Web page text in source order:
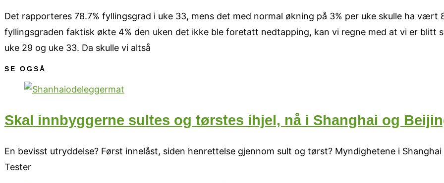
Det rapporteres 78.7% fyllingsgrad i uke 33, mens det med normal økning på 3% per uke skulle ha vært
fyllingsgraden faktisk økte 4% den uken det ikke ble foretatt nedtapping, kan vi regne med at vi er blitt
uke 29 og uke 33. Da skulle vi altså
SE OGSÅ
Skal innbyggerne sultes og tørstes ihjel, nå i Shanghai og
En bevisst utryddelse? Først innelåst, siden henrettelse gjennom sult og tørst? Myndighetene i
Tester